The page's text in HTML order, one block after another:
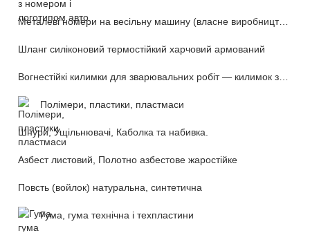
Металеві номери на весільну машину (власне виробництво)
Шланг силіконовий термостійкий харчовий армований
Полімери, пластики, пластмаси
Шнури, Ущільнювачі, Каболка та набивка.
Азбест листовий, Полотно азбестове жаростійке
Повсть (войлок) натуральна, синтетична
Гума, гума технічна і техпластини